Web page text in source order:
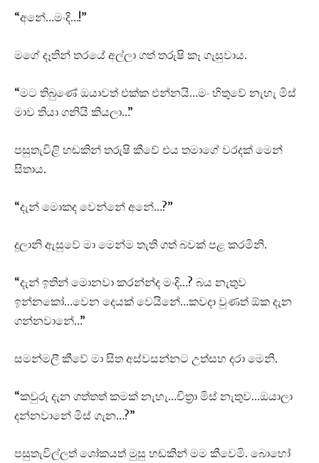
“අනේ…මංදි…!”
මගේ දෑතින් තරයේ අල්ලා ගත් තරුෂි කෑ ගැසුවාය.
“මට තිබුණේ ඔයාවත් එක්ක එන්නයි…මං හිතුවේ නැහැ මිස්
මාව තියා ගනියි කියලා…”
පසුතැවිළි හඬකින් තරුෂි කීවේ එය තමාගේ වරදක් මෙන්
සිතාය.
“දැන් මොකද වෙන්නේ අනේ…?”
දුලානි ඇසුවේ මා මෙන්ම තැති ගත් බවක් පළ කරමිනි.
“දැන් ඉතින් මොනවා කරන්න්ද මංදි…? බය නැතුව
ඉන්නකෝ…වෙන දෙයක් වෙයිනේ…කවදා වුණත් ඕක දැන
ගන්නවානේ…”
සමන්මලී කීවේ මා සිත අස්වසන්නට උත්සහ දරා මෙනි.
“කවුරු දැන ගත්තත් කමක් නැහැ…චිත්‍රා මිස් නැතුව…ඔයාලා
දන්නවානේ මිස් ගැන…?”
පසුතැවිල්ලත් ශෝකයත් මුසු හඬකින් මම කීවෙමි. බොහෝ